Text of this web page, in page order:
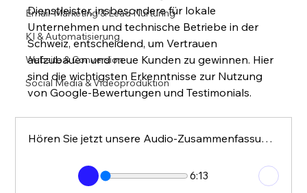
Email-Marketing & Lead Nurturing
KI & Automatisierung
Website & Conversion
Social Media & Videoproduktion
Dienstleister, insbesondere für lokale
Unternehmen und technische Betriebe in der
Schweiz, entscheidend, um Vertrauen
aufzubauen und neue Kunden zu gewinnen. Hier
sind die wichtigsten Erkenntnisse zur Nutzung
von Google-Bewertungen und Testimonials.
Hören Sie jetzt unsere Audio-Zusammenfassung an zum Thema: Strategien zum Umgang mit Google Rezensionen
6:13